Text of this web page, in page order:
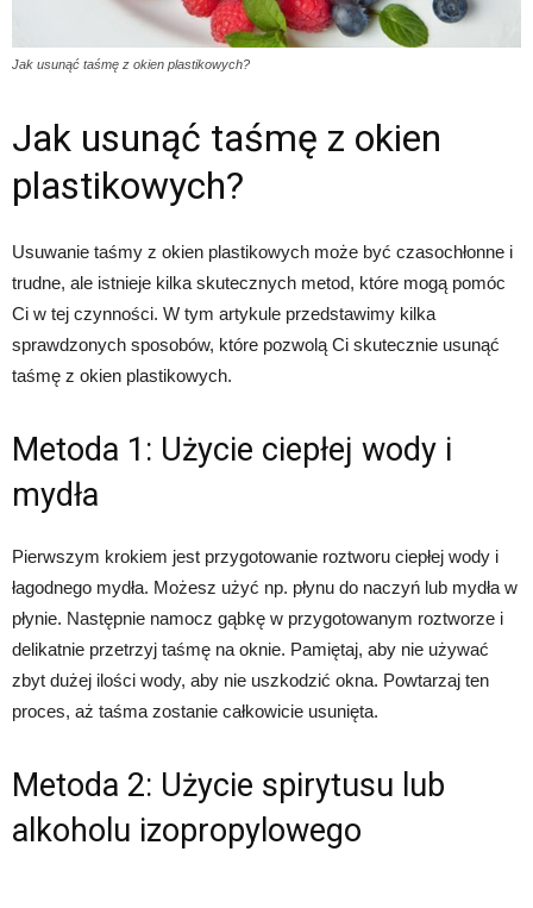
Jak usunąć taśmę z okien plastikowych?
Jak usunąć taśmę z okien
plastikowych?
Usuwanie taśmy z okien plastikowych może być czasochłonne i
trudne, ale istnieje kilka skutecznych metod, które mogą pomóc
Ci w tej czynności. W tym artykule przedstawimy kilka
sprawdzonych sposobów, które pozwolą Ci skutecznie usunąć
taśmę z okien plastikowych.
Metoda 1: Użycie ciepłej wody i
mydła
Pierwszym krokiem jest przygotowanie roztworu ciepłej wody i
łagodnego mydła. Możesz użyć np. płynu do naczyń lub mydła w
płynie. Następnie namocz gąbkę w przygotowanym roztworze i
delikatnie przetrzyj taśmę na oknie. Pamiętaj, aby nie używać
zbyt dużej ilości wody, aby nie uszkodzić okna. Powtarzaj ten
proces, aż taśma zostanie całkowicie usunięta.
Metoda 2: Użycie spirytusu lub
alkoholu izopropylowego